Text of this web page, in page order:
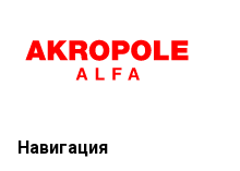
Навигация